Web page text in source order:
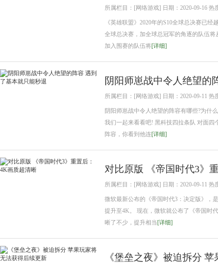
所属栏目：[网络游戏] 日期：2020-09-16 热
《英雄联盟》2020年的S10全球总决赛已
全球总决赛，加全球总冠军的角逐的队伍
加入围赛的队伍将[详细]
阴阳师崽战中令人绝望的
所属栏目：[网络游戏] 日期：2020-09-11 热
阴阳师崽战中令人绝望的阵容有哪些?为什
我们一起来看看吧! 黑科技四拉条队 对面
阵容，你看到他连[详细]
对比原版 《帝国时代3》
所属栏目：[网络游戏] 日期：2020-09-11 热
微软最新公布的《帝国时代3：决定版》，
提升至4K。 现在，微软就公布了《帝国时
晰了不少，提升相当[详细]
《堡垒之夜》被迫拆分